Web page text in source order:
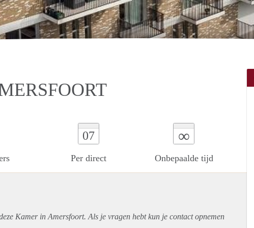
07
Per direct
∞
Onbepaalde tijd
Kamer in Amersfoort. Als je vragen hebt kun je contact opnemen